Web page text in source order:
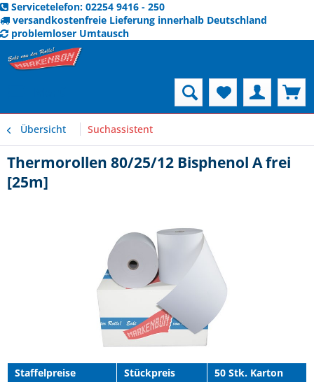
Servicetelefon: 02254 9416 - 250
versandkostenfreie Lieferung innerhalb Deutschland
problemloser Umtausch
Übersicht Suchassistent
Thermorollen 80/25/12 Bisphenol A frei
[25m]
Staffelpreise Stückpreis 50 Stk. Karton